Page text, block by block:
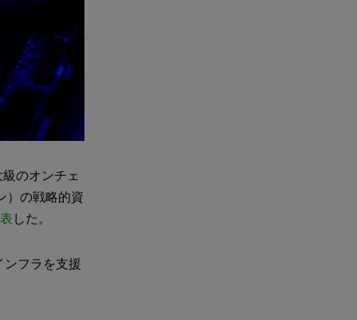
のオンチェ
）の戦略的資
した。
ンフラを支援